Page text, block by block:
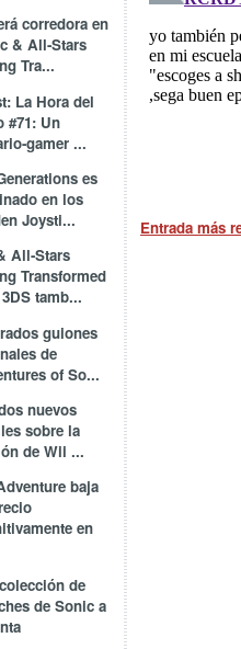
corredora en
& All-Stars
Tra...
La Hora del
#71: Un
gamer ...
es
en los
Joysti...
All-Stars
Transformed
tamb...
guiones
de
of So...
nuevos
sobre la
de Wii ...
baja
en
de
de Sonic a
Entrada más